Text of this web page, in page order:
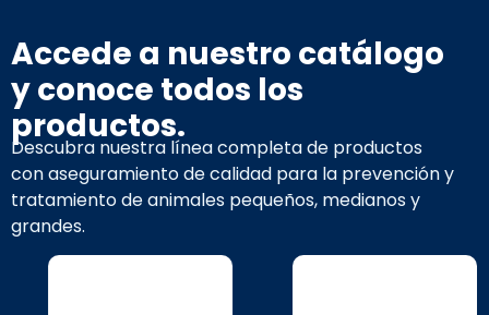
Accede a nuestro catálogo
y conoce todos los
productos.
Descubra nuestra línea completa de productos
con aseguramiento de calidad para la prevención y
tratamiento de animales pequeños, medianos y
grandes.